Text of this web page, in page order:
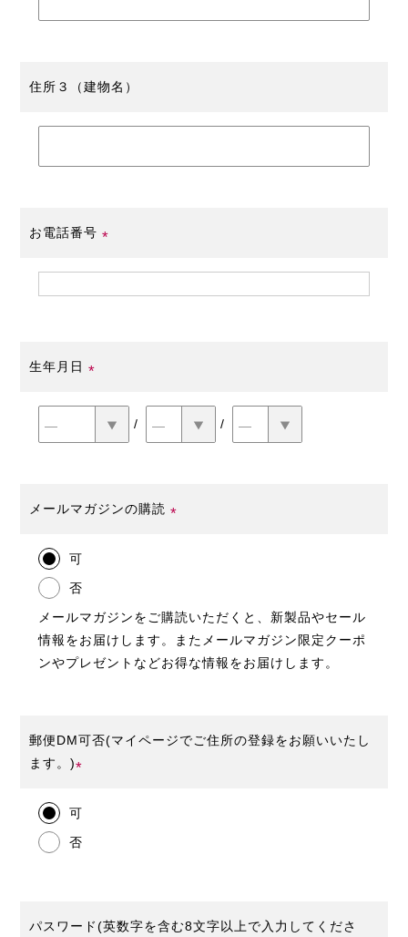
住所３（建物名）
お電話番号
生年月日
メールマガジンの購読
可
否
メールマガジンをご購読いただくと、新製品やセール
情報をお届けします。またメールマガジン限定クーポ
ンやプレゼントなどお得な情報をお届けします。
郵便DM可否(マイページでご住所の登録をお願いいたし
ます。)
須)
可
否
パスワード(英数字を含む8文字以上で入力してくださ